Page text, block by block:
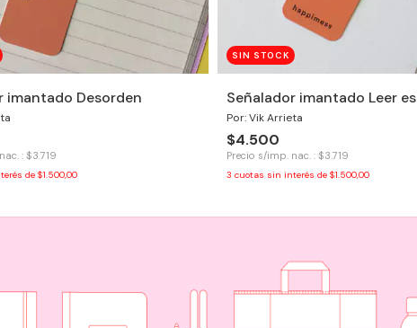
imantado Desorden
: $3.719
de $1.500,00
SIN STOCK
Señalador imantado Leer
Por: Vik Arrieta
$4.500
Precio s/imp. nac. : $3.719
3 cuotas sin interés de $1.500,00